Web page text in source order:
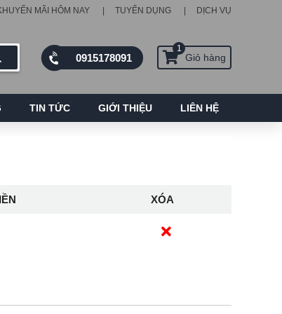
MÃI HÔM NAY TUYỂN DỤNG DỊCH VỤ
0915178091
1
Giỏ hàng
TIN TỨC GIỚI THIỆU LIÊN HỆ
XÓA